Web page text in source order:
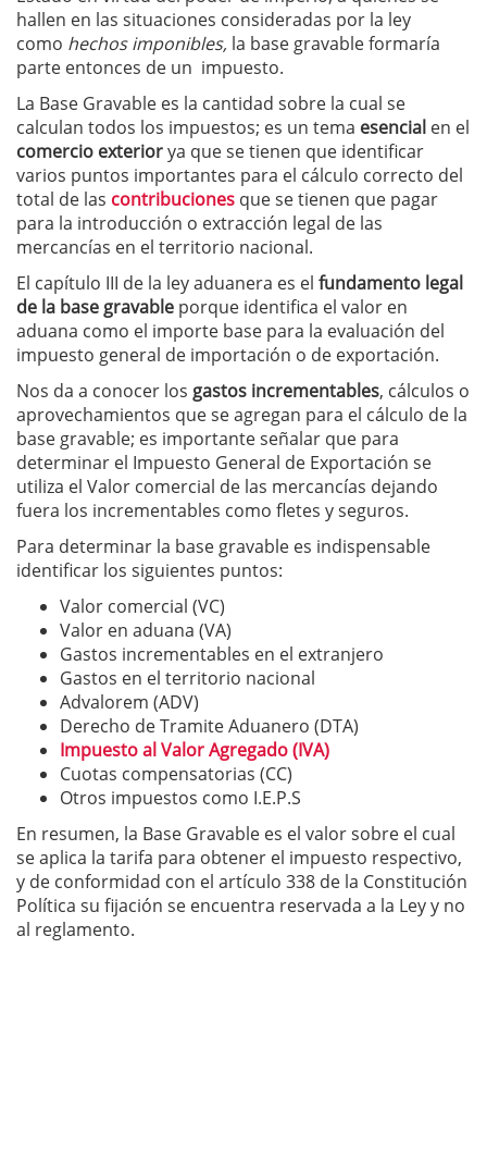
hallen en las situaciones consideradas por la ley
como hechos imponibles, la base gravable formaría
parte entonces de un impuesto.
La Base Gravable es la cantidad sobre la cual se
calculan todos los impuestos; es un tema esencial en el
comercio exteriorya que se tienen que identificar
varios puntos importantes para el cálculo correcto del
total de las contribuciones que se tienen que pagar
para la introducción o extracción legal de las
mercancías en el territorio nacional.
El capítulo III de la ley aduanera es el fundamento legal
de la base gravable porque identifica el valor en
aduana como el importe base para la evaluación del
impuesto general de importación o de exportación.
Nos da a conocer los gastos incrementables, cálculos o
aprovechamientos que se agregan para el cálculo de la
base gravable; es importante señalar que para
determinar el Impuesto General de Exportación se
utiliza el Valor comercial de las mercancías dejando
fuera los incrementables como fletes y seguros.
Para determinar la base gravable es indispensable
identificar los siguientes puntos:
Valor comercial (VC)
Valor en aduana (VA)
Gastos incrementables en el extranjero
Gastos en el territorio nacional
Advalorem (ADV)
Derecho de Tramite Aduanero (DTA)
Impuesto al Valor Agregado (IVA)
Cuotas compensatorias (CC)
Otros impuestos como I.E.P.S
En resumen, la Base Gravable es el valor sobre el cual
se aplica la tarifa para obtener el impuesto respectivo,
y de conformidad con el artículo 338 de la Constitución
Política su fijación se encuentra reservada a la Ley y no
al reglamento.